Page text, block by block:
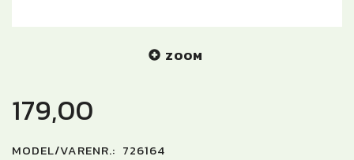
ZOOM
179,00
MODEL/VARENR.: 726164